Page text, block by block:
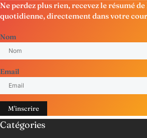
Ne perdez plus rien, recevez le résumé
quotidienne, directement dans votre
Nom
Email
M'inscrire
Catégories